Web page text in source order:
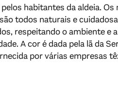
habitantes da aldeia. Os
todos naturais e
respeitando o ambiente e a
A cor é dada pela lã da
por várias empresas